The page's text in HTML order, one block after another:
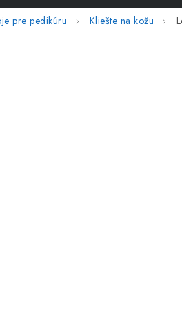
pre pedikúru Kliešte na kožu